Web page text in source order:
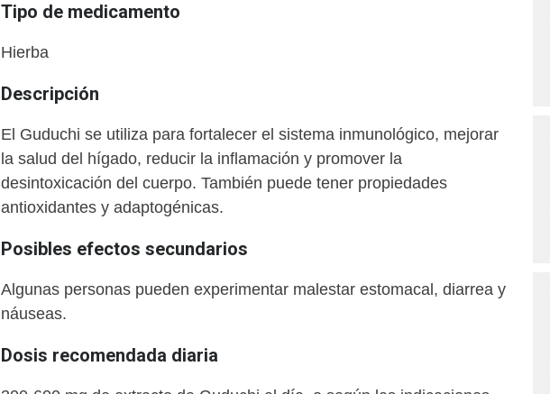
Tipo de medicamento
Hierba
Descripción
El Guduchi se utiliza para fortalecer el sistema inmunológico, mejorar
la salud del hígado, reducir la inflamación y promover la
desintoxicación del cuerpo. También puede tener propiedades
antioxidantes y adaptogénicas.
Posibles efectos secundarios
Algunas personas pueden experimentar malestar estomacal, diarrea y
náuseas.
Dosis recomendada diaria